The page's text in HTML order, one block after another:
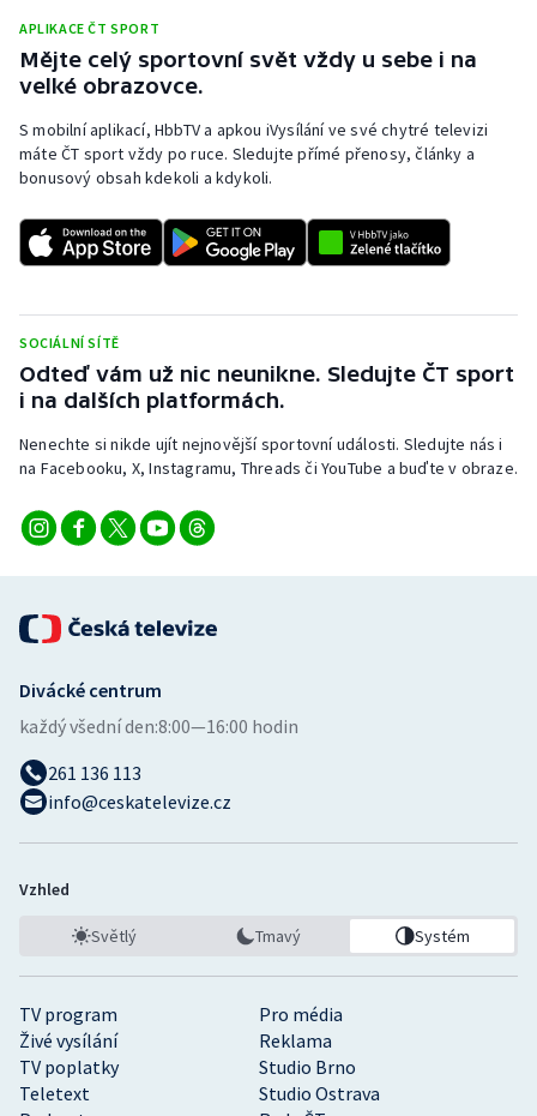
Stolní tenis
Veslování
Vodní slalom
Ostatní
APLIKACE ČT SPORT
Mějte celý sportovní svět vždy u sebe i na
velké obrazovce.
S mobilní aplikací, HbbTV a apkou iVysílání ve své chytré televizi
máte ČT sport vždy po ruce. Sledujte přímé přenosy, články a
bonusový obsah kdekoli a kdykoli.
SOCIÁLNÍ SÍTĚ
Odteď vám už nic neunikne. Sledujte ČT sport
i na dalších platformách.
Nenechte si nikde ujít nejnovější sportovní události. Sledujte nás i
na Facebooku, X, Instagramu, Threads či YouTube a buďte v obraze.
TV program
Pro média
Živé vysílání
Reklama
TV poplatky
Studio Brno
Teletext
Studio Ostrava
Divácké centrum
každý všední den:8:00—16:00 hodin
261 136 113
info@ceskatelevize.cz
Vzhled
Světlý Tmavý Systém